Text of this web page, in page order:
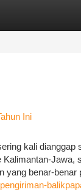
Ini
kali dianggap
benar-